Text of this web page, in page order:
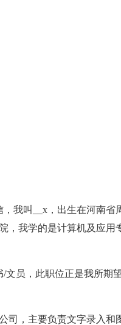
叫__x，出生在河南省周
，我学的是计算机及应
员，此职位正是我所期
，主要负责文字录入和